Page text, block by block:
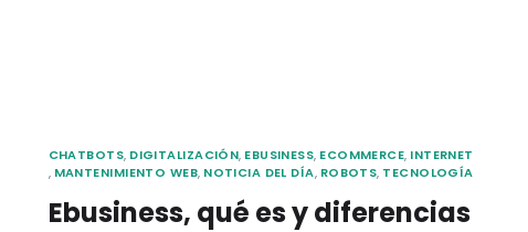
CHATBOTS, DIGITALIZACIÓN, EBUSINESS, ECOMMERCE, INTERNET
, MANTENIMIENTO WEB, NOTICIA DEL DÍA, ROBOTS, TECNOLOGÍA
Ebusiness, qué es y diferencias